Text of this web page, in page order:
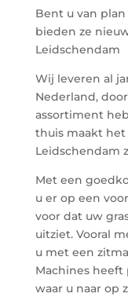
Bent u van
bieden ze
Leidschendam
Wij leveren al
Nederland,
assortiment
thuis maakt
Leidschendam
Met een
u er op een
voor dat uw
uitziet. Vooral
u met een
Machines
waar u naar op